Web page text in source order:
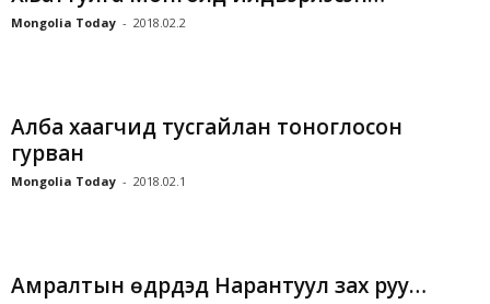
Mongolia Today - 2018.02.2
Алба хаагчид тусгайлан тоноглосон
гурван
Mongolia Today - 2018.02.1
Амралтын өдрүүдэд Нарантуул зах руу…